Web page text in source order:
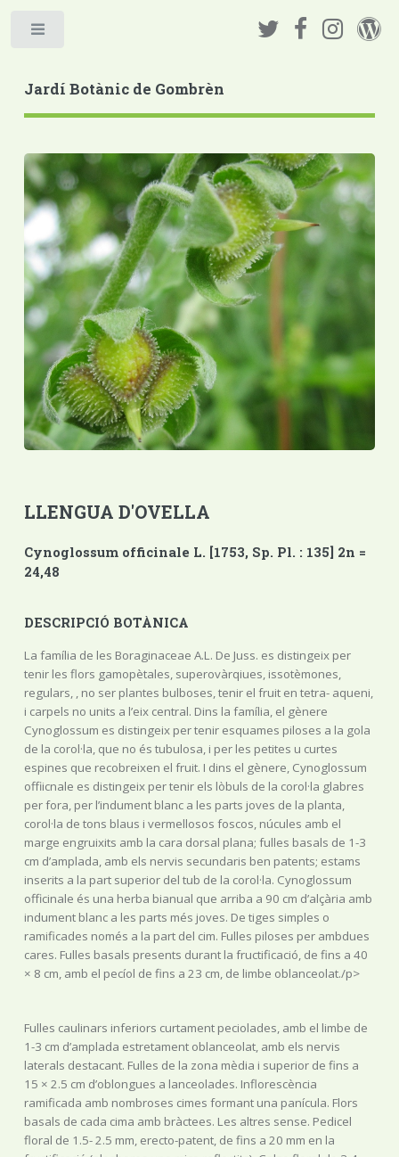
Jardí Botànic de Gombrèn
LLENGUA D'OVELLA
Cynoglossum officinale L. [1753, Sp. Pl. : 135] 2n =
24,48
DESCRIPCIÓ BOTÀNICA
La família de les Boraginaceae A.L. De Juss. es distingeix per
tenir les flors gamopètales, superovàrqiues, issotèmones,
regulars, , no ser plantes bulboses, tenir el fruit en tetra- aqueni,
i carpels no units a l’eix central. Dins la família, el gènere
Cynoglossum es distingeix per tenir esquames piloses a la gola
de la corol·la, que no és tubulosa, i per les petites u curtes
espines que recobreixen el fruit. I dins el gènere, Cynoglossum
offiicnale es distingeix per tenir els lòbuls de la corol·la glabres
per fora, per l’indument blanc a les parts joves de la planta,
corol·la de tons blaus i vermellosos foscos, núcules amb el
marge engruixits amb la cara dorsal plana; fulles basals de 1-3
cm d’amplada, amb els nervis secundaris ben patents; estams
inserits a la part superior del tub de la corol·la. Cynoglossum
officinale és una herba bianual que arriba a 90 cm d’alçària amb
indument blanc a les parts més joves. De tiges simples o
ramificades només a la part del cim. Fulles piloses per ambdues
cares. Fulles basals presents durant la fructificació, de fins a 40
× 8 cm, amb el pecíol de fins a 23 cm, de limbe oblanceolat./p>
Fulles caulinars inferiors curtament peciolades, amb el limbe de
1-3 cm d’amplada estretament oblanceolat, amb els nervis
laterals destacant. Fulles de la zona mèdia i superior de fins a
15 × 2.5 cm d’oblongues a lanceolades. Inflorescència
ramificada amb nombroses cimes formant una panícula. Flors
basals de cada cima amb bràctees. Les altres sense. Pedicel
floral de 1.5- 2.5 mm, erecto-patent, de fins a 20 mm en la